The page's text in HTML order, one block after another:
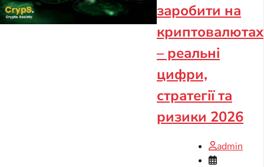
заробити на
криптовалютах
– реальні
цифри,
стратегії та
ризики 2026
admin